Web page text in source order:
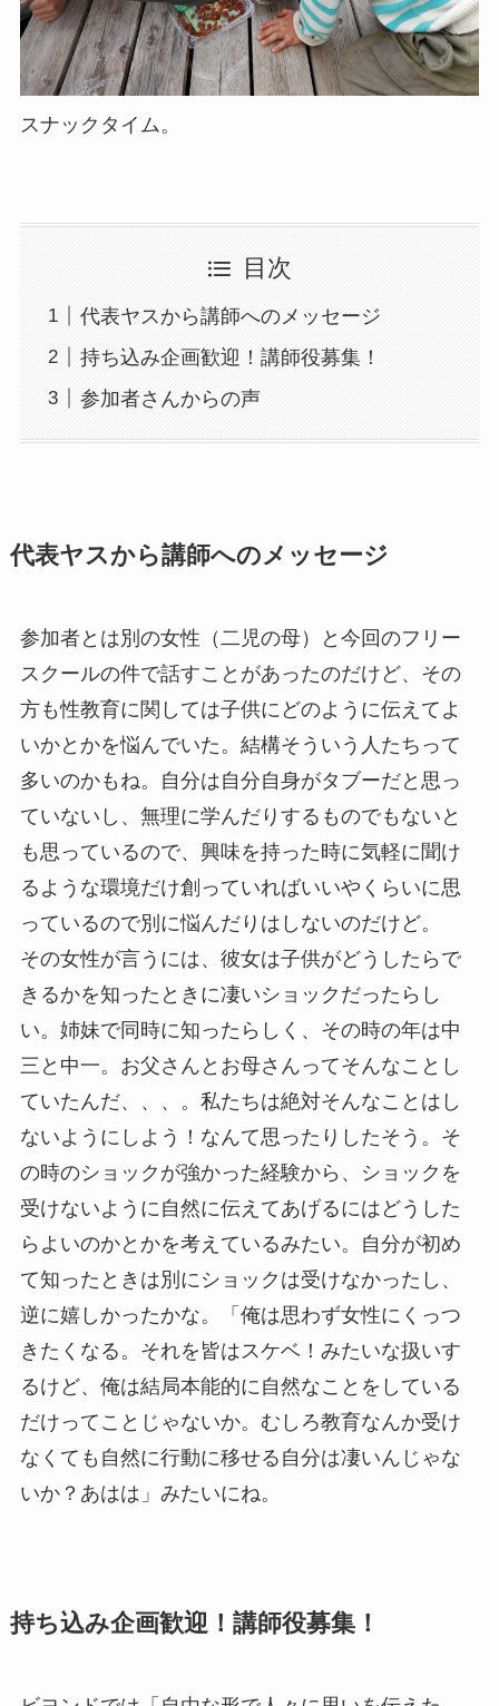
スナックタイム。
目次
代表ヤスから講師へのメッセージ
持ち込み企画歓迎！講師役募集！
参加者さんからの声
代表ヤスから講師へのメッセージ
参加者とは別の女性（二児の母）と今回のフリー
スクールの件で話すことがあったのだけど、その
方も性教育に関しては子供にどのように伝えてよ
いかとかを悩んでいた。結構そういう人たちって
多いのかもね。自分は自分自身がタブーだと思っ
ていないし、無理に学んだりするものでもないと
も思っているので、興味を持った時に気軽に聞け
るような環境だけ創っていればいいやくらいに思
っているので別に悩んだりはしないのだけど。
その女性が言うには、彼女は子供がどうしたらで
きるかを知ったときに凄いショックだったらし
い。姉妹で同時に知ったらしく、その時の年は中
三と中一。お父さんとお母さんってそんなことし
ていたんだ、、、。私たちは絶対そんなことはし
ないようにしよう！なんて思ったりしたそう。そ
の時のショックが強かった経験から、ショックを
受けないように自然に伝えてあげるにはどうした
らよいのかとかを考えているみたい。自分が初め
て知ったときは別にショックは受けなかったし、
逆に嬉しかったかな。「俺は思わず女性にくっつ
きたくなる。それを皆はスケベ！みたいな扱いす
るけど、俺は結局本能的に自然なことをしている
だけってことじゃないか。むしろ教育なんか受け
なくても自然に行動に移せる自分は凄いんじゃな
いか？あはは」みたいにね。
持ち込み企画歓迎！講師役募集！